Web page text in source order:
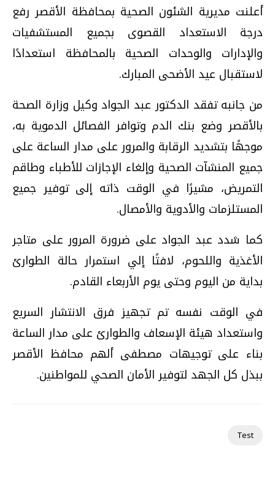
أعلنت مديرية الشئون الصحية بمحافظة الأقصر رفع
درجة الاستعداد القصوى بجميع المستشفيات
والإدارات والوحدات الصحية بالمحافظة استعدادًا
لاستقبال عيد الأضحى المبارك.
من جانبه تفقد الدكتور عبد الجواد وكيل وزارة الصحة
بالأقصر وضع بنك الدم وتوافر الفصائل الدموية به،
موجهًا بتشديد الرقابة والمرور على مدار الساعة على
جميع المنشآت الصحية وإلغاء الإجازات للأطباء وطاقم
التمريض، مشيرًا في الوقت ذاته إلى توفير جميع
المستلزمات والأدوية والأمصال.
كما شدد عبد الجواد على ضرورة المرور على متاجر
الأغذية واللحوم، لافتًا إلي استمرار حالة الطوارئ
بداية من اليوم وحتى يوم الأربعاء القادم.
في الوقت نفسه تم تجهيز فرق الانتشار السريع
واستعداد هيئة الإسعاف والطوارئ على مدار الساعة
بناء على توجيهات مصطفى ألهم محافظ الأقصر
ببذل كل الجهد لتوفير الأمان الصحي للمواطنين.
Test